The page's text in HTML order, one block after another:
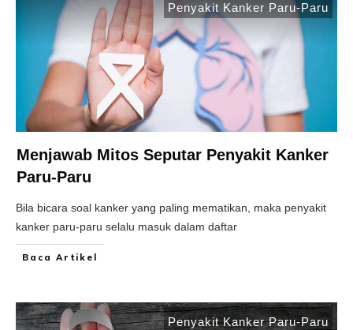
Penyakit Kanker Paru-Paru
Menjawab Mitos Seputar Penyakit Kanker
Paru-Paru
Bila bicara soal kanker yang paling mematikan, maka penyakit
kanker paru-paru selalu masuk dalam daftar
Baca Artikel
Penyakit Kanker Paru-Paru